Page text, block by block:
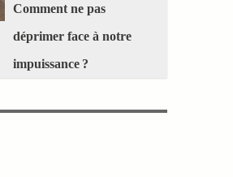
Comment ne pas
déprimer face à notre
impuissance ?